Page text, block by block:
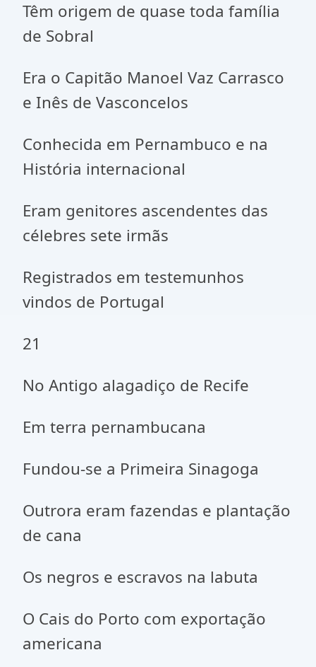
Têm origem de quase toda família
de Sobral
Era o Capitão Manoel Vaz Carrasco
e Inês de Vasconcelos
Conhecida em Pernambuco e na
História internacional
Eram genitores ascendentes das
célebres sete irmãs
Registrados em testemunhos
vindos de Portugal
21
No Antigo alagadiço de Recife
Em terra pernambucana
Fundou-se a Primeira Sinagoga
Outrora eram fazendas e plantação
de cana
Os negros e escravos na labuta
O Cais do Porto com exportação
americana